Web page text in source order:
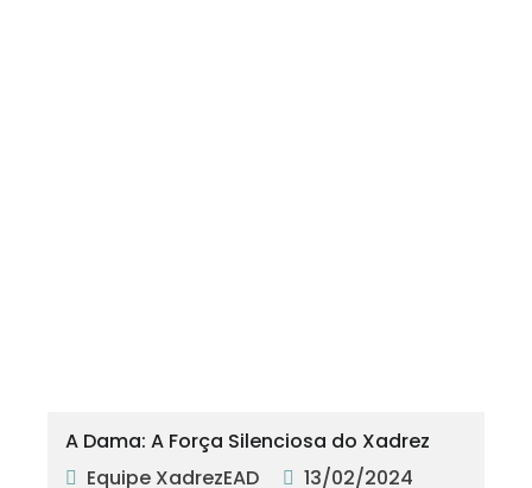
A Dama: A Força Silenciosa do Xadrez
Equipe XadrezEAD
13/02/2024